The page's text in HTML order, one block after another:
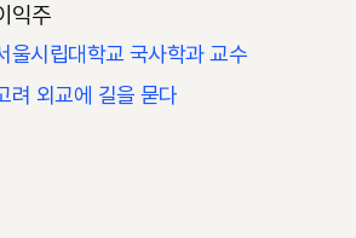
익주
울시립대학교 국사학과 교수
려 외교에 길을 묻다